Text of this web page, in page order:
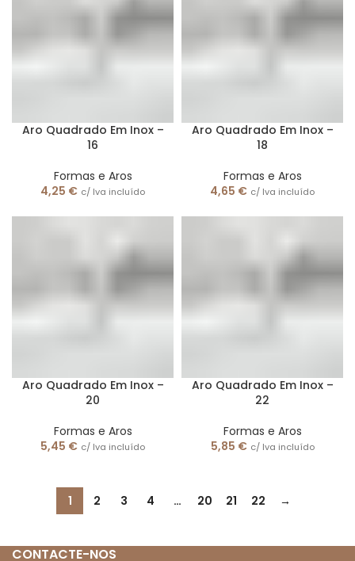
Aro Quadrado Em Inox –
16
Formas e Aros
4,25 € c/ Iva incluído
Aro Quadrado Em Inox –
18
Formas e Aros
4,65 € c/ Iva incluído
Aro Quadrado Em Inox –
20
Formas e Aros
5,45 € c/ Iva incluído
Aro Quadrado Em Inox –
22
Formas e Aros
5,85 € c/ Iva incluído
1 2 3 4 … 20 21 22 →
CONTACTE-NOS